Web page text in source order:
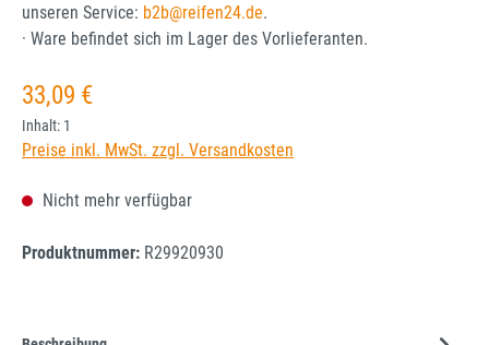
unseren Service: b2b@reifen24.de.
· Ware befindet sich im Lager des Vorlieferanten.
Regulärer Preis:
33,09 €
Inhalt: 1
Preise inkl. MwSt. zzgl. Versandkosten
Nicht mehr verfügbar
Produktnummer: R29920930